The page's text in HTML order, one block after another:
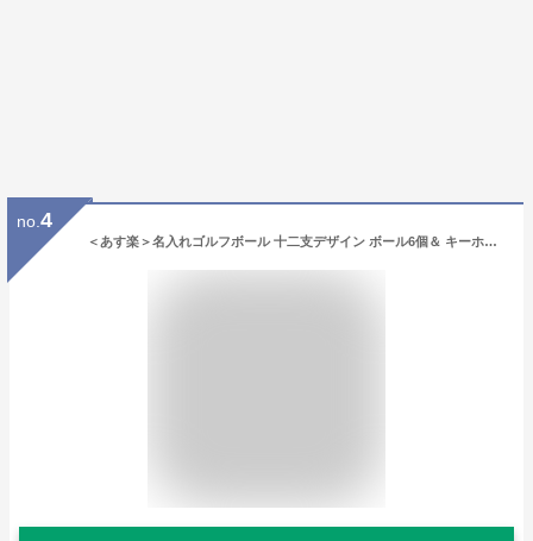
no. 4
＜あす楽＞名入れゴルフボール 十二支デザイン ボール6個＆ キーホルダー セット 干支【新年】【開運】【縁起物】【贈り物】【ギフト】【プレゼント】記念品 ゴルフコンペ 景品【父の日】【退職祝】【誕生日】ブリジストン スリクソン タイトリスト